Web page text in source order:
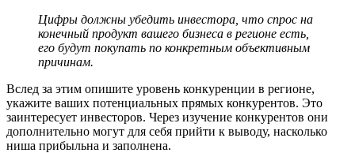
Цифры должны убедить инвестора, что спрос на
конечный продукт вашего бизнеса в регионе есть,
его будут покупать по конкретным объективным
причинам.
Вслед за этим опишите уровень конкуренции в регионе,
укажите ваших потенциальных прямых конкурентов. Это
заинтересует инвесторов. Через изучение конкурентов они
дополнительно могут для себя прийти к выводу, насколько
ниша прибыльна и заполнена.